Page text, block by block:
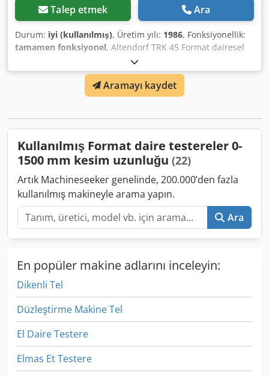
Talep etmek Ara
Durum: iyi (kullanılmış), Üretim yılı: 1986, Fonksiyonellik:
tamamen fonksiyonel, Altendorf TRK 45 Format dairesel
testere Üretim yılı: 1986 Crjdpfx Aljng Etrj Rof Seri
numarası: 86-9-209 Atölyemizde normal çalışma
durumuna kontrol edilmiştir Raylı kızak uzunluğu: 1350
mm Yükseklik ve eğim ayarı el volanı ile manuel Motor
devir/dakika Bıçak çapı maks.: 450 mm (ön skor kesici
yaklaşık: 1100 kg Teknik özellikler değişebilir + 2 ilave
testere bıçağı
Aramayı kaydet
Kullanılmış Format daire testereler 0-
1500 mm kesim uzunluğu (22)
Artık Machineseeker genelinde, 200.000’den fazla
kullanılmış makineyle arama yapın.
Ara
En popüler makine adlarını inceleyin:
Dikenli Tel
Düzleştirme Makine Tel
El Daire Testere
Elmas Et Testere